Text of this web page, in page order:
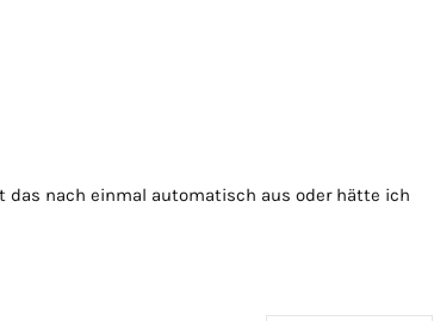
das nach einmal automatisch aus oder hätte ich